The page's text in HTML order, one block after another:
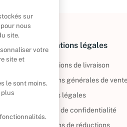
Informations légales
Informations de livraison
Conditions générales de vente
Mentions légales
Politique de confidentialité
Conditions de réductions